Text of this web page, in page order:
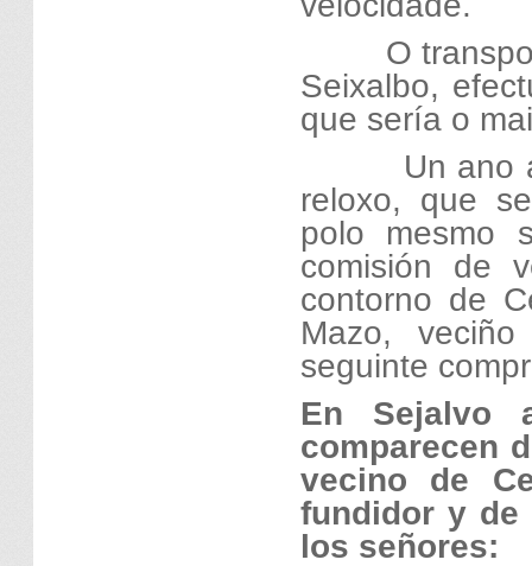
O
Seixalbo,
que sería o
Un ano
reloxo, que
polo mesmo
comisión de
contorno de
Mazo,
seguinte
En Sejalvo
comparecen
vecino de
fundidor y de
los señores: